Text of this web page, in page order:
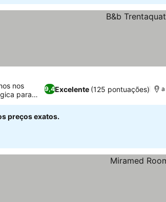
9,4Excelente (125 pontuações)
nos
para
preços exatos.